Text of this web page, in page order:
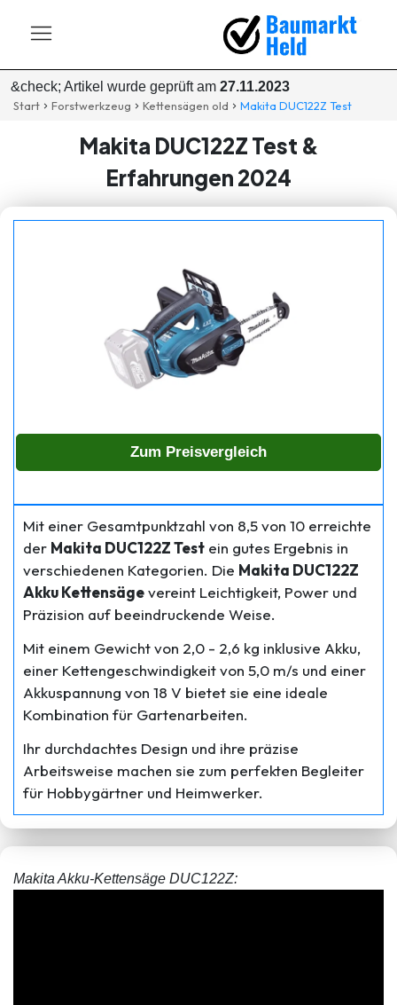
&check; Artikel wurde geprüft am 27.11.2023
Start Forstwerkzeug Kettensägen old Makita DUC122Z Test
Makita DUC122Z Test &
Erfahrungen 2024
Zum Preisvergleich
Mit einer Gesamtpunktzahl von 8,5 von 10 erreichte
der Makita DUC122Z Test ein gutes Ergebnis in
verschiedenen Kategorien. Die Makita DUC122Z
Akku Kettensägevereint Leichtigkeit, Power und
Präzision auf beeindruckende Weise.
Mit einem Gewicht von 2,0 - 2,6 kg inklusive Akku,
einer Kettengeschwindigkeit von 5,0 m/s und einer
Akkuspannung von 18 V bietet sie eine ideale
Kombination für Gartenarbeiten.
Ihr durchdachtes Design und ihre präzise
Arbeitsweise machen sie zum perfekten Begleiter
für Hobbygärtner und Heimwerker.
Makita Akku-Kettensäge DUC122Z: